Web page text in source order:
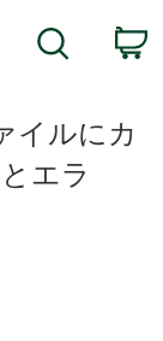
Search
イルにカ
エラ